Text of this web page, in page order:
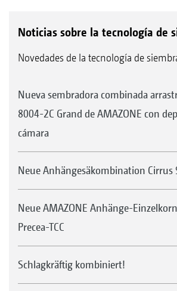
Noticias sobre la tecnología de
Novedades de la tecnología de
Nueva sembradora combinada
8004-2C Grand de AMAZONE con
cámara
Neue Anhängesäkombination Cirrus
Neue AMAZONE Anhänge-
Precea-TCC
Schlagkräftig kombiniert!